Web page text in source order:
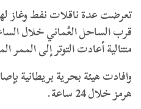
تعرضت عدة ناقلات نفط
قرب الساحل العُماني خلال
متتالية أعادت التوتر إلى الممر
هرمز خلال 24 ساعة.